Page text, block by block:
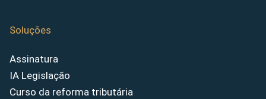
Soluções
Assinatura
IA Legislação
Curso da reforma tributária